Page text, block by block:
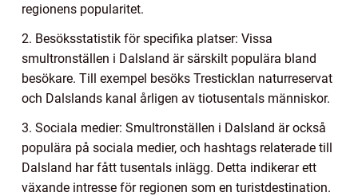
regionens popularitet.
2. Besöksstatistik för specifika platser: Vissa
smultronställen i Dalsland är särskilt populära bland
besökare. Till exempel besöks Tresticklan naturreservat
och Dalslands kanal årligen av tiotusentals människor.
3. Sociala medier: Smultronställen i Dalsland är också
populära på sociala medier, och hashtags relaterade till
Dalsland har fått tusentals inlägg. Detta indikerar ett
växande intresse för regionen som en turistdestination.